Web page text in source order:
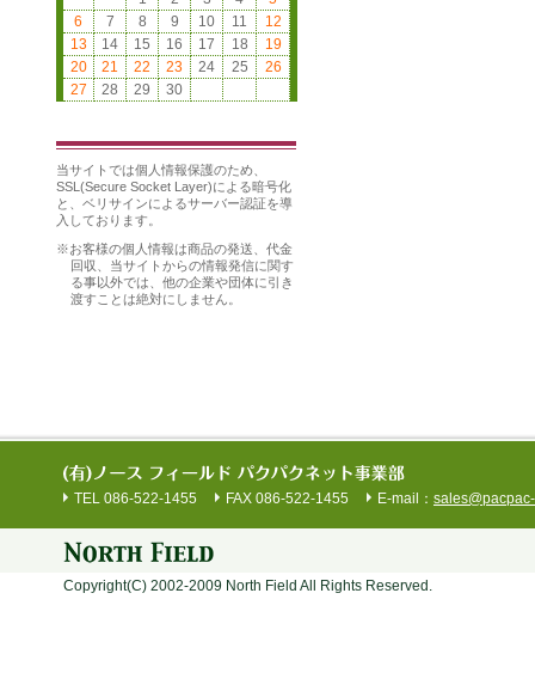
6
7 8 9 10 11
12
13
14 15 16 17 18
19
20
21 22 23 24 25
26
27
28 29 30
当サイトでは個人情報保護のため、
SSL(Secure Socket Layer)による暗号化
と、ベリサインによるサーバー認証を導
入しております。
※お客様の個人情報は商品の発送、代金
回収、当サイトからの情報発信に関す
る事以外では、他の企業や団体に引き
渡すことは絶対にしません。
TEL 086-522-1455 FAX 086-522-1455 E-mail：
Copyright(C) 2002-2009 North Field All Rights Reserved.